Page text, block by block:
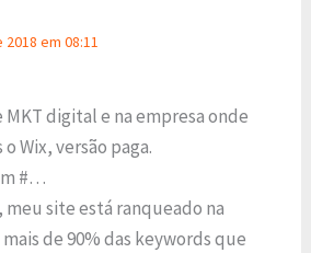
em 08:11
digital e na empresa onde
Wix, versão paga.
#…
meu site está ranqueado na
de 90% das keywords que